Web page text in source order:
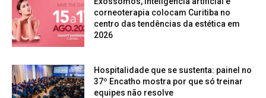
corneoterapia colocam Curitiba no
centro das tendências da estética em
2026
Hospitalidade que se sustenta: painel no
37º Encatho mostra por que só treinar
equipes não resolve